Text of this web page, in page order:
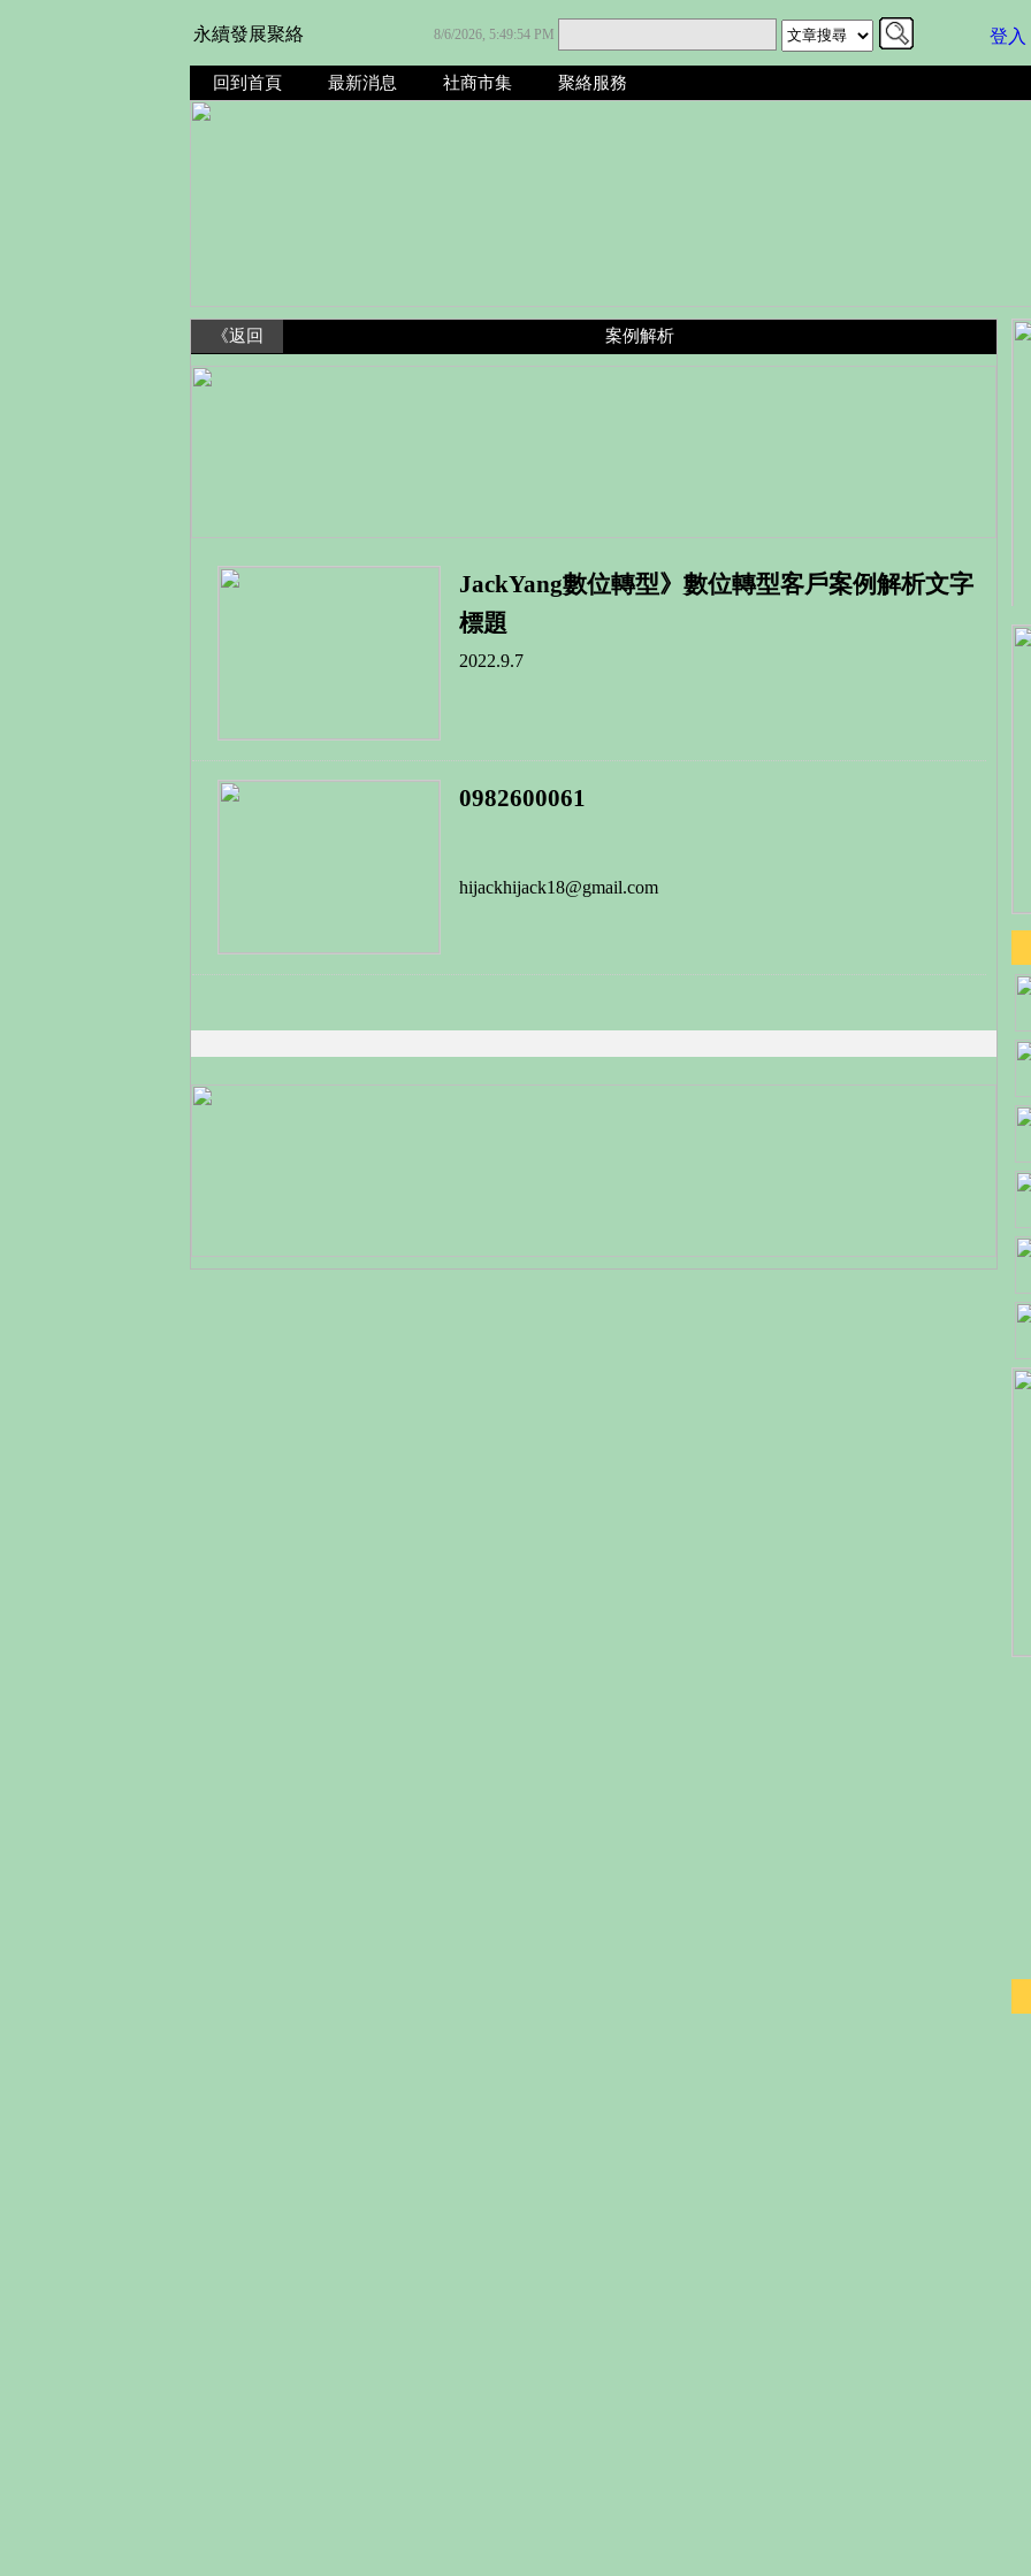
永續發展聚絡 8/6/2026, 5:49:54 PM 登入
回到首頁 最新消息 社商市集 聚絡服務
《返回 案例解析
JackYang數位轉型》數位轉型客戶案例解析文字
標題
2022.9.7
0982600061
hijackhijack18@gmail.com